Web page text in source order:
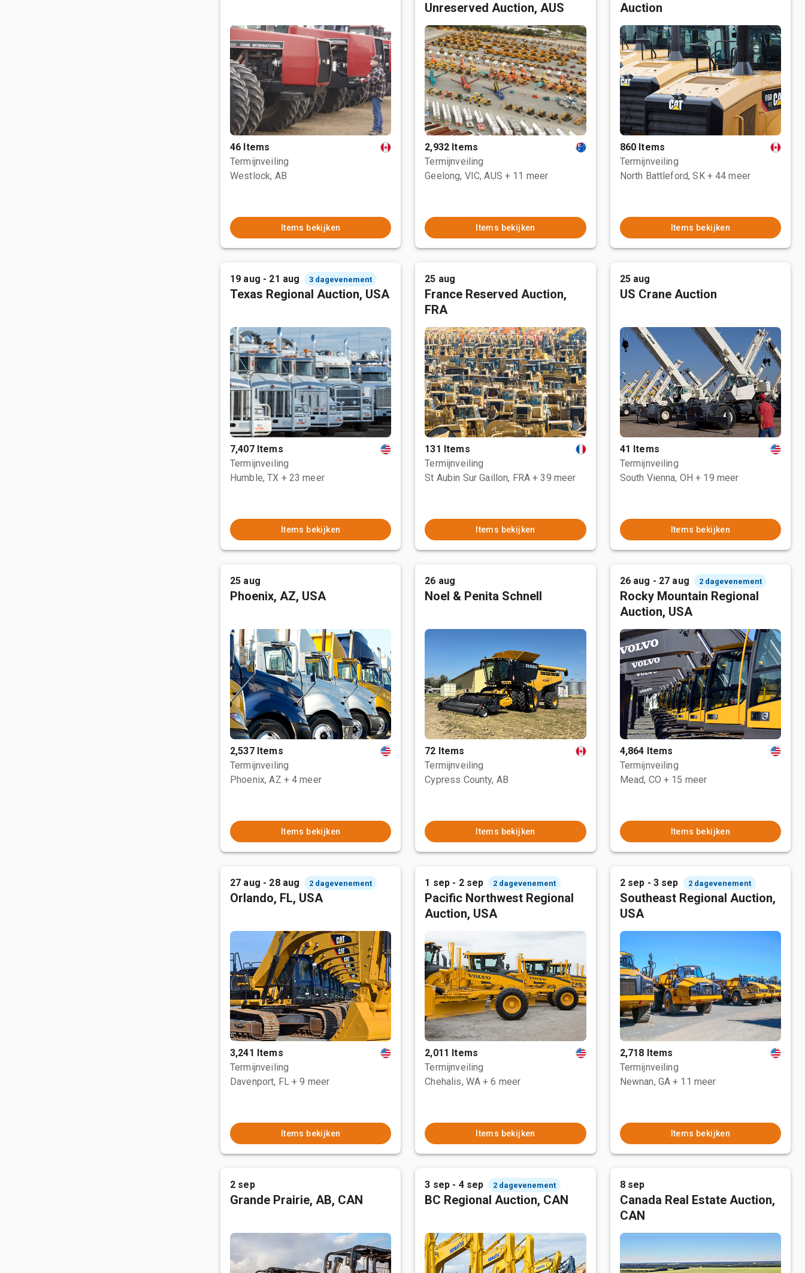
46 Items
Termijnveiling
Westlock, AB
Items bekijken
Unreserved Auction, AUS
2,932 Items
Termijnveiling
Geelong, VIC, AUS + 11 meer
Items bekijken
Auction
860 Items
Termijnveiling
North Battleford, SK + 44 meer
Items bekijken
19 aug - 21 aug 3 dagevenement
Texas Regional Auction, USA
7,407 Items
Termijnveiling
Humble, TX + 23 meer
Items bekijken
25 aug
France Reserved Auction,
FRA
131 Items
Termijnveiling
St Aubin Sur Gaillon, FRA + 39 meer
Items bekijken
25 aug
US Crane Auction
41 Items
Termijnveiling
South Vienna, OH + 19 meer
Items bekijken
25 aug
Phoenix, AZ, USA
2,537 Items
Termijnveiling
Phoenix, AZ + 4 meer
Items bekijken
26 aug
Noel & Penita Schnell
72 Items
Termijnveiling
Cypress County, AB
Items bekijken
26 aug - 27 aug 2 dagevenement
Rocky Mountain Regional
Auction, USA
4,864 Items
Termijnveiling
Mead, CO + 15 meer
Items bekijken
27 aug - 28 aug 2 dagevenement
Orlando, FL, USA
3,241 Items
Termijnveiling
Davenport, FL + 9 meer
Items bekijken
1 sep - 2 sep 2 dagevenement
Pacific Northwest Regional
Auction, USA
2,011 Items
Termijnveiling
Chehalis, WA + 6 meer
Items bekijken
2 sep - 3 sep 2 dagevenement
Southeast Regional Auction,
USA
2,718 Items
Termijnveiling
Newnan, GA + 11 meer
Items bekijken
2 sep
Grande Prairie, AB, CAN
3 sep - 4 sep 2 dagevenement
BC Regional Auction, CAN
8 sep
Canada Real Estate Auction,
CAN